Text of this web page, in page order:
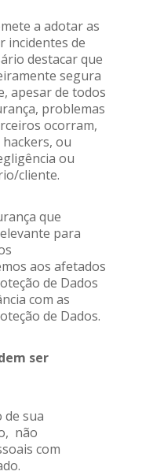
a adotar as
incidentes de
destacar que
segura
apesar de todos
problemas
ocorram,
ou
ou
cliente.
que
para
aos afetados
de Dados
com as
de Dados.
ser
de sua
não
com